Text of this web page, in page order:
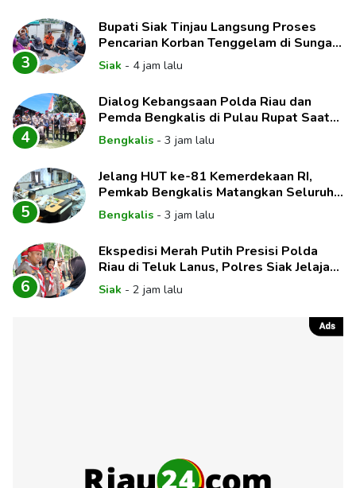
3
Bupati Siak Tinjau Langsung Proses
Pencarian Korban Tenggelam di Sungai
Siak
Siak - 4 jam lalu
4
Dialog Kebangsaan Polda Riau dan
Pemda Bengkalis di Pulau Rupat Saat
Ekspedisi Merah Putih
Bengkalis - 3 jam lalu
5
Jelang HUT ke-81 Kemerdekaan RI,
Pemkab Bengkalis Matangkan Seluruh
Rangkaian Kegiatan
Bengkalis - 3 jam lalu
6
Ekspedisi Merah Putih Presisi Polda
Riau di Teluk Lanus, Polres Siak Jelajah
Sudut Negeri Perkuat Nasionalisme
Sambut HUT RI ke-81
Siak - 2 jam lalu